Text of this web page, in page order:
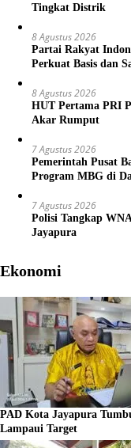
Tingkat Distrik
8 Agustus 2026
Partai Rakyat
Perkuat Basis dan
8 Agustus 2026
HUT Pertama PRI
Akar Rumput
7 Agustus 2026
Pemerintah Pusat
Program MBG di
7 Agustus 2026
Polisi Tangkap
Jayapura
Ekonomi
PAD Kota Jayapura
Lampaui Target